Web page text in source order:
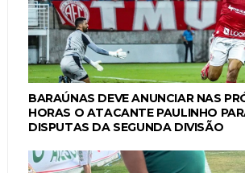
BARAÚNAS DEVE ANUNCIAR NAS
HORAS O ATACANTE PAULINHO
DISPUTAS DA SEGUNDA DIVISÃO